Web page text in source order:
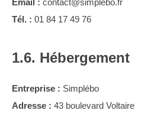
Email : contact@simplebo.fr
Tél. : 01 84 17 49 76
1.6. Hébergement
Entreprise : Simplébo
Adresse : 43 boulevard Voltaire